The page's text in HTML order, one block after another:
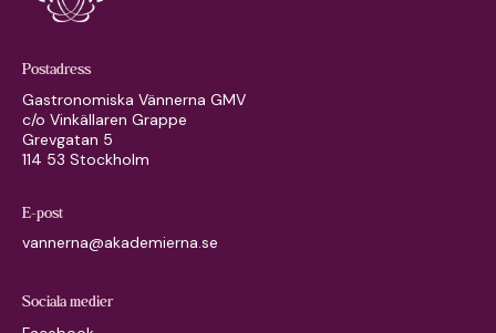
Postadress
Gastronomiska Vännerna GMV
c/o Vinkällaren Grappe
Grevgatan 5
114 53 Stockholm
E-post
vannerna@akademierna.se
Sociala medier